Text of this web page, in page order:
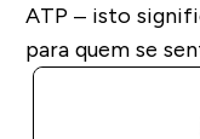
ATP – isto
para quem se